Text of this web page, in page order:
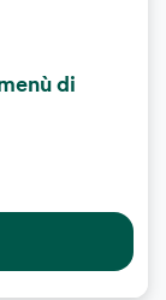
di